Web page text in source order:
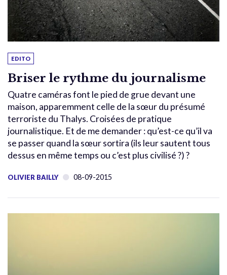
EDITO
Briser le rythme du journalisme
Quatre caméras font le pied de grue devant une
maison, apparemment celle de la sœur du présumé
terroriste du Thalys. Croisées de pratique
journalistique. Et de me demander : qu’est-ce qu’il va
se passer quand la sœur sortira (ils leur sautent tous
dessus en même temps ou c’est plus civilisé ?) ?
OLIVIER BAILLY 08-09-2015